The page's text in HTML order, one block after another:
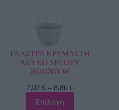
ΓΛΑΣΤΡΑ ΚΡΕΜΑΣΤΗ
ΛΕΥΚΟ SPLOFY
ROUND W
7,02€ – 8,86€
Επιλογή